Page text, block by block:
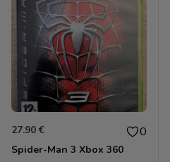
27.90 € 0
Spider-Man 3 Xbox 360